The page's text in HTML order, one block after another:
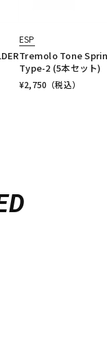
ESP
Tremolo Tone
Type-2 (5本セット)
¥2,750 （税込）